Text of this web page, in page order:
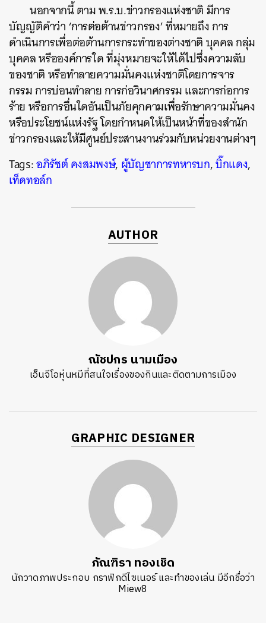
นอกจากนี้ ตาม พ.ร.บ.ข่าวกรองแห่งชาติ มีการ
บัญญัติคำว่า ‘การต่อต้านข่าวกรอง’ ที่หมายถึง การ
ดำเนินการเพื่อต่อต้านการกระทำของต่างชาติ บุคคล กลุ่ม
บุคคล หรือองค์การใด ที่มุ่งหมายจะให้ได้ไปซึ่งความลับ
ของชาติ หรือทำลายความมั่นคงแห่งชาติโดยการจาร
กรรม การบ่อนทำลาย การก่อวินาศกรรม และการก่อการ
ร้าย หรือการอื่นใดอันเป็นภัยคุกคามเพื่อรักษาความมั่นคง
หรือประโยชน์แห่งรัฐ โดยกำหนดให้เป็นหน้าที่ของสำนัก
ข่าวกรองและให้มีศูนย์ประสานงานร่วมกับหน่วยงานต่างๆ
Tags:อภิรัชต์ คงสมพงษ์, ผู้บัญชาการทหารบก,บิ๊กแดง,
เท็ดทอล์ก
AUTHOR
ณัชปกร นามเมือง
เอ็นจีโอหุ่นหมีที่สนใจเรื่องของกินและติดตามการเมือง
GRAPHIC DESIGNER
ภัณฑิรา ทองเชิด
นักวาดภาพประกอบ กราฟิกดีไซเนอร์ และทำของเล่น มีอีกชื่อว่า
Miew8